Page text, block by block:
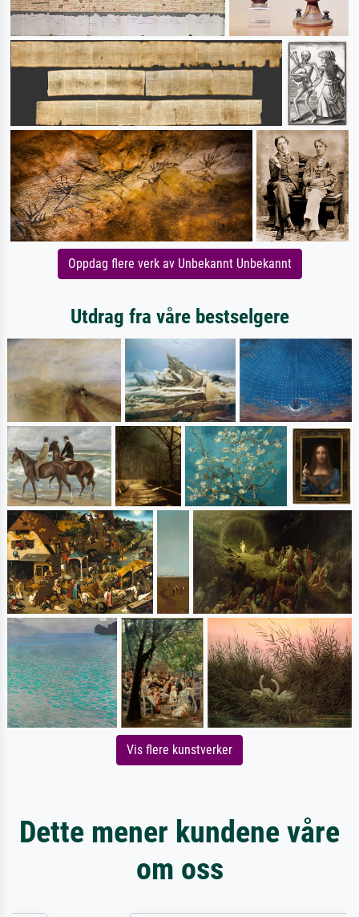
Oppdag flere verk av Unbekannt Unbekannt
Utdrag fra våre bestselgere
Vis flere kunstverker
Dette mener kundene våre
om oss